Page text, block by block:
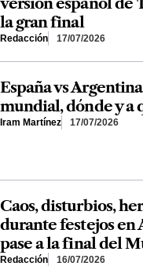
la gran final
Redacción 17/07/2026
España vs
mundial, dónde y a
Iram Martínez 17/07/2026
Caos, disturbios,
durante festejos en
pase a la final del
Redacción 16/07/2026